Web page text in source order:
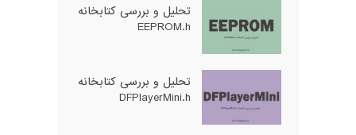
تحلیل و بررسی کتابخانه
EEPROM.h
تحلیل و بررسی کتابخانه
DFPlayerMini.h